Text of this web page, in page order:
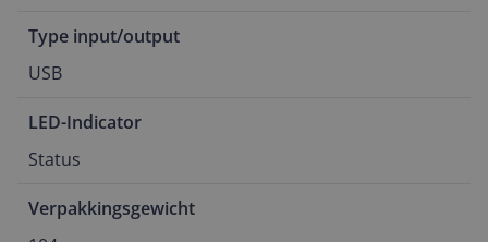
Type input/output
USB
LED-Indicator
Status
Verpakkingsgewicht